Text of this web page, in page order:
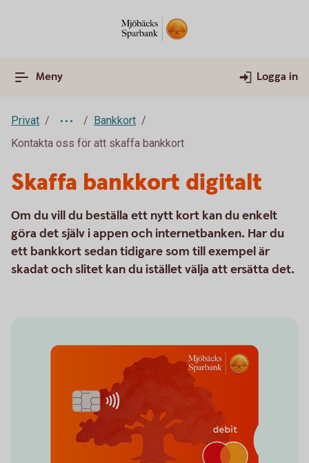
Meny Logga in
Privat
Bankkort
Kontakta oss för att skaffa bankkort
Skaffa bankkort digitalt
Om du vill du beställa ett nytt kort kan du enkelt
göra det själv i appen och internetbanken. Har du
ett bankkort sedan tidigare som till exempel är
skadat och slitet kan du istället välja att ersätta det.